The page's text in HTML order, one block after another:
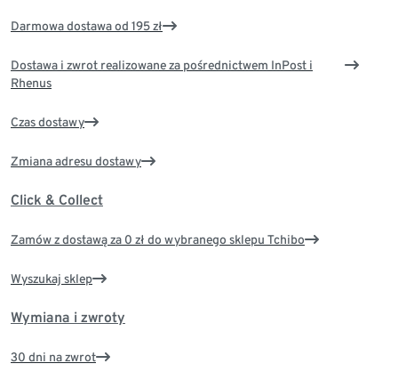
Darmowa dostawa od 195 zł
Dostawa i zwrot realizowane za pośrednictwem InPost i
Rhenus
Czas dostawy
Zmiana adresu dostawy
Click & Collect
Zamów z dostawą za 0 zł do wybranego sklepu Tchibo
Wyszukaj sklep
Wymiana i zwroty
30 dni na zwrot